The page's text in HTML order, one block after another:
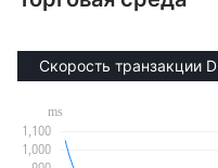
Скорость транзакции D